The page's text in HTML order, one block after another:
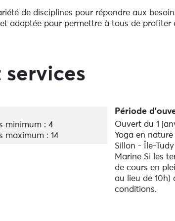
de disciplines pour répondre aux
adaptée pour permettre à tous de
leur mobilité.
accompagner et soulager les femmes
fluide de postures synchronisées avec la
pour se défouler et permettre
profondeur, favoriser la relaxation, le
comme une chorégraphie , une
pour faire du bien au corps et à
les femmes en projet bébé et en
de pathologies (comme le
(en fonction de la période du cycle et/ou
qui combine postures physiques,
services
minimum : 4
maximum : 14
Période
Ouvert du 1
Yoga en
Sillon - Île-
Marine Si les
de cours en
au lieu de 10h)
conditions.